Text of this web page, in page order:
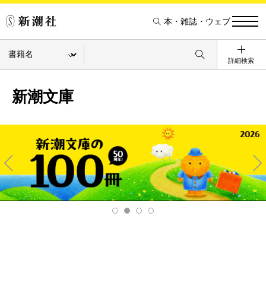
本・雑誌・ウェブ
詳細検索
新潮文庫
Pre
v
Ne
xt